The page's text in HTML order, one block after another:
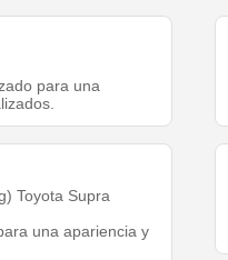
para una
Toyota Supra
una apariencia y